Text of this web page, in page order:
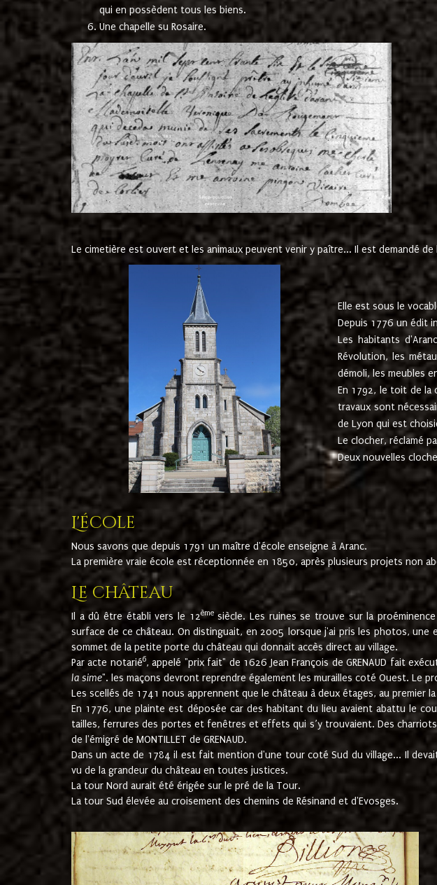
qui en possèdent tous les biens.
Une chapelle su Rosaire.
Le cimetière est ouvert et les animaux peuvent venir y paître... Il est demandé de
Elle est sous le
Depuis 1776 un édit
Les habitants
Révolution, les
démoli, les meubles
En 1792, le toit de la
travaux sont
de Lyon qui est
Le clocher, réclamé
Deux nouvelles
L'école
Nous savons que depuis 1791 un maître d'école enseigne à Aranc.
La première vraie école est réceptionnée en 1850, après plusieurs projets non
Le château
Il a dû être établi vers le 12èmesiècle. Les ruines se trouve sur la
surface de ce château. On distinguait, en 2005 lorsque j'ai pris les photos,
sommet de la petite porte du château qui donnait accès direct au village.
Par acte notarié6, appelé "prix fait" de 1626 Jean François de GRENAUD fait
la sime". les maçons devront reprendre également les murailles coté Ouest. Le
Les scellés de 1741 nous apprennent que le château à deux étages, au premier
En 1776, une plainte est déposée car des habitant du lieu avaient abattu le
tailles, ferrures des portes et fenêtres et effets qui s’y trouvaient. Des
de l'émigré de MONTILLET de GRENAUD.
Dans un acte de 1784 il est fait mention d'une tour coté Sud du village... Il
vu de la grandeur du château en toutes justices.
La tour Nord aurait été érigée sur le pré de la Tour.
La tour Sud élevée au croisement des chemins de Résinand et d'Evosges.